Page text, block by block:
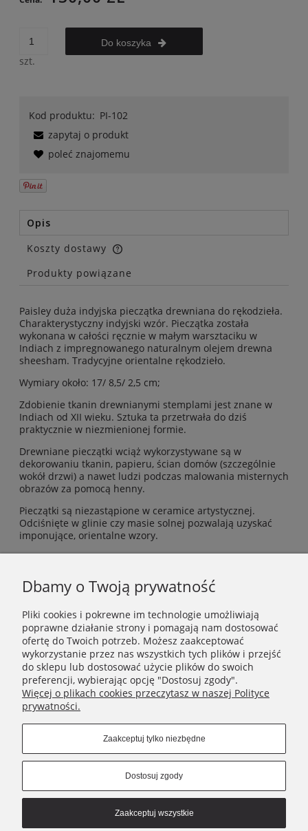
szt.
Do koszyka
Kod produktu: PI-102
zapytaj o produkt
poleć znajomemu
Opis
Koszty dostawy
Cena nie zawiera ewentualnych kosztów płatności
Produkty powiązane
Paisley duża indyjska pieczątka drewniana do rękodzieła.
Charakterystyczny indyjski wzór. Pieczątka została
wykonana w całości ręcznie w małym warsztaciku w
Indiach z impregnowanego naturalnym olejem drewna
sheesham. Tradycyjne orientalne rękodzieło.
Wymiary około: 17/ 8,5/ 2,5 cm;
Zdobienie tkanin drewnianymi stemplami jest znane w
Indiach od XII wieku. Sztuka ta przetrwała do dziś
praktycznie w niezmienionej formie.
Drewniane pieczątki wciąż wykorzystywane są w
dekorowaniu tkanin, papieru, ścian domów (szczególnie
wokół drzwi) a nawet ludzi podczas malowania misternych
obrazów za pomocą henny.
Pieczątki są niezastąpione w ceramice artystycznej.
Odciśnięte w glinie czy masie solnej pozwalają uzyskać
imponujące, orientalne wzory.
Uwaga: Wszystkie pieczątki zostały ręcznie wykonane
różnić się od siebie.
INFORMACJE
POMOC
MOJE KONTO
Dbamy o Twoją prywatność
Pliki cookies i pokrewne im technologie umożliwiają
poprawne działanie strony i pomagają nam dostosować
ofertę do Twoich potrzeb. Możesz zaakceptować
wykorzystanie przez nas wszystkich tych plików i przejść
do sklepu lub dostosować użycie plików do swoich
preferencji, wybierając opcję "Dostosuj zgody".
Więcej o plikach cookies przeczytasz w naszej Polityce
prywatności.
Zaakceptuj tylko niezbędne
Dostosuj zgody
Zaakceptuj wszystkie